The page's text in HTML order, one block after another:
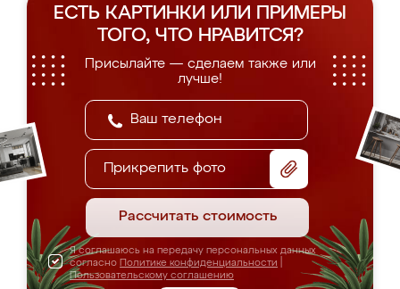
ЕСТЬ КАРТИНКИ ИЛИ ПРИМЕРЫ
ТОГО, ЧТО НРАВИТСЯ?
Присылайте — сделаем также или
лучше!
Прикрепить фото
Рассчитать стоимость
Я соглашаюсь на передачу персональных данных
согласно Политике конфиденциальности
Пользовательскому соглашению